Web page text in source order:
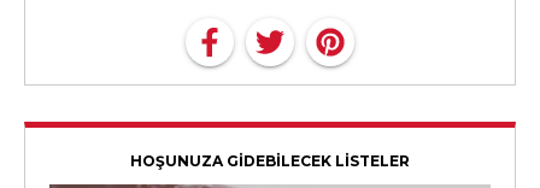
HOŞUNUZA GİDEBİLECEK LİSTELER